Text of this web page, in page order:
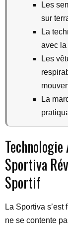
Les
sur
La
avec la
Les
La
Sportiva
Sportif
La Sportiva
ne se contente